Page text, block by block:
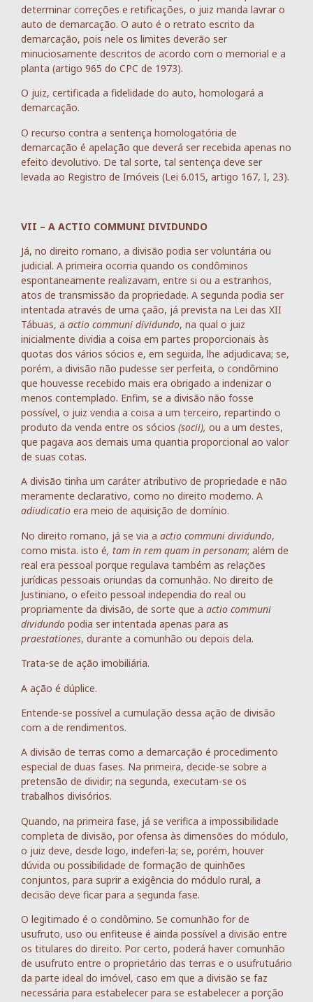
determinar correções e retificações, o juiz manda lavrar o
auto de demarcação. O auto é o retrato escrito da
demarcação, pois nele os limites deverão ser
minuciosamente descritos de acordo com o memorial e a
planta (artigo 965 do CPC de 1973).
O juiz, certificada a fidelidade do auto, homologará a
demarcação.
O recurso contra a sentença homologatória de
demarcação é apelação que deverá ser recebida apenas no
efeito devolutivo. De tal sorte, tal sentença deve ser
levada ao Registro de Imóveis (Lei 6.015, artigo 167, I, 23).
VII – A ACTIO COMMUNI DIVIDUNDO
Já, no direito romano, a divisão podia ser voluntária ou
judicial. A primeira ocorria quando os condôminos
espontaneamente realizavam, entre si ou a estranhos,
atos de transmissão da propriedade. A segunda podia ser
intentada através de uma çaão, já prevista na Lei das XII
Tábuas, a actio communi dividundo, na qual o juiz
inicialmente dividia a coisa em partes proporcionais às
quotas dos vários sócios e, em seguida, lhe adjudicava; se,
porém, a divisão não pudesse ser perfeita, o condômino
que houvesse recebido mais era obrigado a indenizar o
menos contemplado. Enfim, se a divisão não fosse
possível, o juiz vendia a coisa a um terceiro, repartindo o
produto da venda entre os sócios (socii), ou a um destes,
que pagava aos demais uma quantia proporcional ao valor
de suas cotas.
A divisão tinha um caráter atributivo de propriedade e não
meramente declarativo, como no direito moderno. A
adiudicatio era meio de aquisição de domínio.
No direito romano, já se via a actio communi dividundo,
como mista. isto é, tam in rem quam in personam; além de
real era pessoal porque regulava também as relações
jurídicas pessoais oriundas da comunhão. No direito de
Justiniano, o efeito pessoal independia do real ou
propriamente da divisão, de sorte que a actio communi
dividundo podia ser intentada apenas para as
praestationes, durante a comunhão ou depois dela.
Trata-se de ação imobiliária.
A ação é dúplice.
Entende-se possível a cumulação dessa ação de divisão
com a de rendimentos.
A divisão de terras como a demarcação é procedimento
especial de duas fases. Na primeira, decide-se sobre a
pretensão de dividir; na segunda, executam-se os
trabalhos divisórios.
Quando, na primeira fase, já se verifica a impossibilidade
completa de divisão, por ofensa às dimensões do módulo,
o juiz deve, desde logo, indeferi-la; se, porém, houver
dúvida ou possibilidade de formação de quinhões
conjuntos, para suprir a exigência do módulo rural, a
decisão deve ficar para a segunda fase.
O legitimado é o condômino. Se comunhão for de
usufruto, uso ou enfiteuse é ainda possível a divisão entre
os titulares do direito. Por certo, poderá haver comunhão
de usufruto entre o proprietário das terras e o usufrutuário
da parte ideal do imóvel, caso em que a divisão se faz
necessária para estabelecer para se estabelecer a porção